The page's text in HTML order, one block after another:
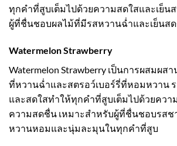
ทุกคำที่สูบเต็มไปด้วยความสดใสและเย็น
ผู้ที่ชื่นชอบผลไม้ที่มีรสหวานฉ่ำและเย็นส
Watermelon Strawberry
Watermelon Strawberry เป็นการผสมผส
ที่หวานฉ่ำและสตรอว์เบอร์รี่ที่หอมหวาน
และสดใสทำให้ทุกคำที่สูบเต็มไปด้วยคว
ความสดชื่น เหมาะสำหรับผู้ที่ชื่นชอบรสช
หวานหอมและนุ่มละมุนในทุกคำที่สูบ